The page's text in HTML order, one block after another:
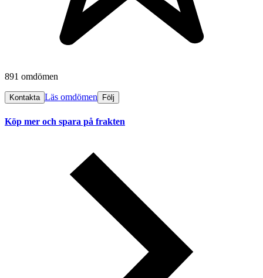
891 omdömen
Kontakta Läs omdömen Följ
Köp mer och spara på frakten